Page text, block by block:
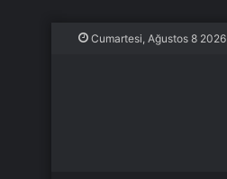
Cumartesi, Ağustos 8 2026